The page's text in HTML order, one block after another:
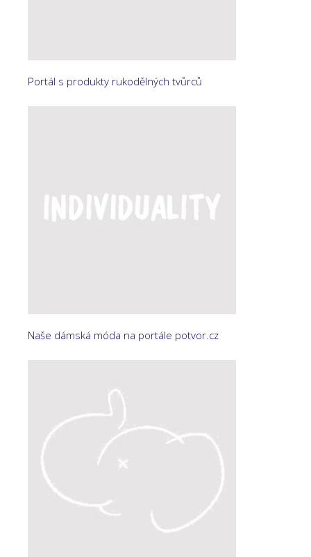
Portál s produkty rukodělných tvůrců
Naše dámská móda na portále potvor.cz